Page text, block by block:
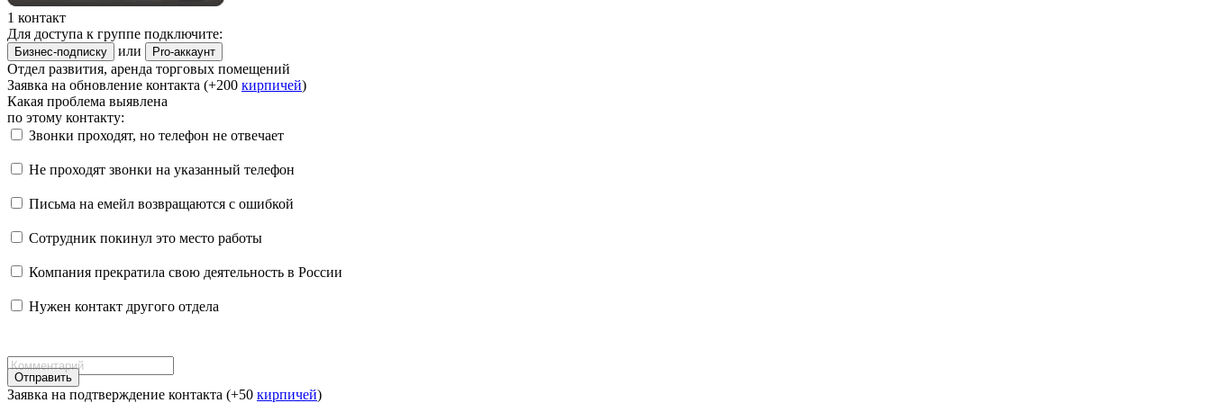
1 контакт
Для доступа к группе подключите:
Бизнес-подписку или Pro-аккаунт
Отдел развития, аренда торговых помещений
Заявка на обновление контакта (+200 кирпичей)
Какая проблема выявлена
по этому контакту:
Звонки проходят, но телефон не отвечает
Не проходят звонки на указанный телефон
Письма на емейл возвращаются с ошибкой
Сотрудник покинул это место работы
Компания прекратила свою деятельность в России
Нужен контакт другого отдела
Отправить
Заявка на подтверждение контакта (+50 кирпичей)